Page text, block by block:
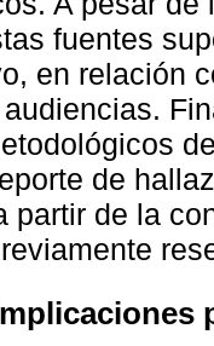
fuentes
en relación
de
partir de la